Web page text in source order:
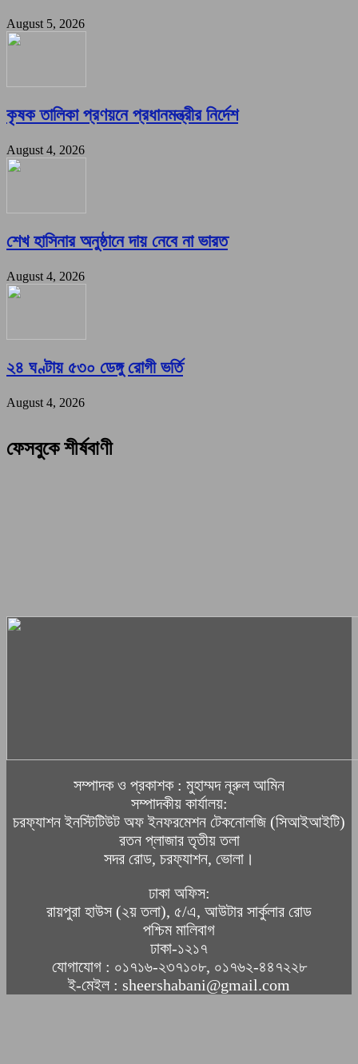
August 5, 2026
কৃষক তালিকা প্রণয়নে প্রধানমন্ত্রীর নির্দেশ
August 4, 2026
শেখ হাসিনার অনুষ্ঠানে দায় নেবে না ভারত
August 4, 2026
২৪ ঘণ্টায় ৫৩০ ডেঙ্গু রোগী ভর্তি
August 4, 2026
ফেসবুকে শীর্ষবাণী
সম্পাদক ও প্রকাশক : মুহাম্মদ নূরুল আমিন
সম্পাদকীয় কার্যালয়:
চরফ্যাশন ইনস্টিটিউট অফ ইনফরমেশন টেকনোলজি (সিআইআইটি)
রতন প্লাজার তৃতীয় তলা
সদর রোড, চরফ্যাশন, ভোলা।
ঢাকা অফিস:
রায়পুরা হাউস (২য় তলা), ৫/এ, আউটার সার্কুলার রোড
পশ্চিম মালিবাগ
ঢাকা-১২১৭
যোগাযোগ : ০১৭১৬-২৩৭১০৮, ০১৭৬২-৪৪৭২২৮
ই-মেইল : sheershabani@gmail.com